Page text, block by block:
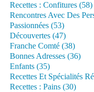
Recettes : Confitures (58)
Rencontres Avec Des
Passionnées (53)
Découvertes (47)
Franche Comté (38)
Bonnes Adresses (36)
Enfants (35)
Recettes Et Spécialités
Recettes : Pains (30)